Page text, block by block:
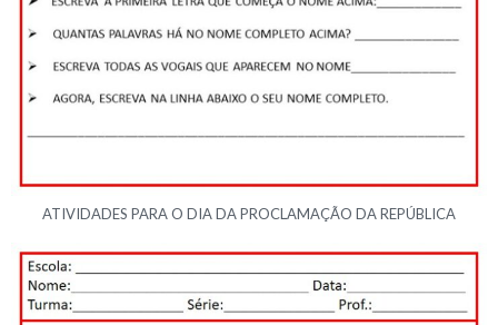
ATIVIDADES PARA O DIA DA PROCLAMAÇÃO DA REPÚBLICA